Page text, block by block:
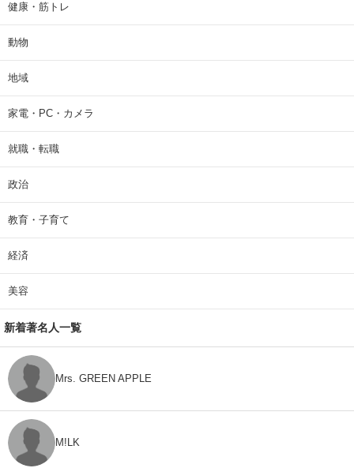
健康・筋トレ
動物
地域
家電・PC・カメラ
就職・転職
政治
教育・子育て
経済
美容
新着著名人一覧
Mrs. GREEN APPLE
M!LK